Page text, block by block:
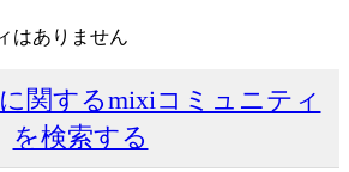
はありません
に関するmixiコミュニティ
を検索する